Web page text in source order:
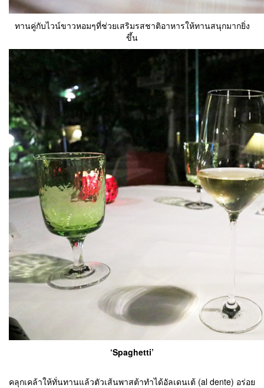
ทานคู่กับไวน์ขาวหอมๆที่ช่วยเสริมรสชาติอาหารให้ทานสนุกมากยิ่ง
ขึ้น
‘Spaghetti’
คลุกเคล้าให้ทั่นทานแล้วตัวเส้นพาสต้าทำได้อัลเดนเต้ (al dente) อร่อย